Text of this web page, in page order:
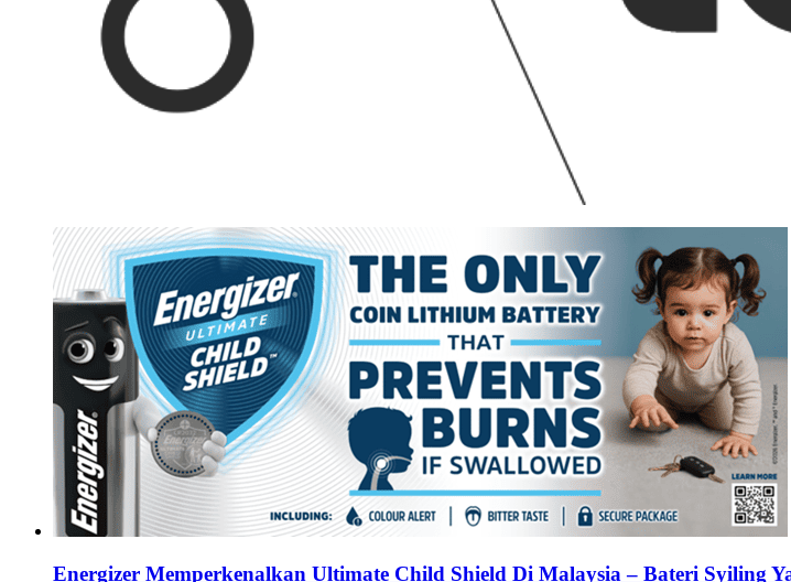
Energizer Memperkenalkan Ultimate Child Shield Di Malaysia – Bateri Syiling